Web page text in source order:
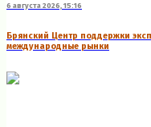
6 августа 2026, 15:16
Брянский Центр поддержки
международные рынки